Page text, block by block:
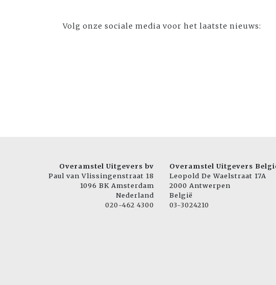
Volg onze sociale media voor het laatste nieuws:
Overamstel Uitgevers bv
Paul van Vlissingenstraat 18
1096 BK Amsterdam
Nederland
020-462 4300
Overamstel Uitgevers
Leopold De Waelstraat 17A
2000 Antwerpen
België
03-3024210